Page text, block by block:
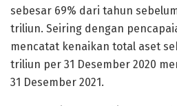
sebesar 69% dari tahun
triliun. Seiring dengan
mencatat kenaikan total aset
triliun per 31 Desember 2020
31 Desember 2021.